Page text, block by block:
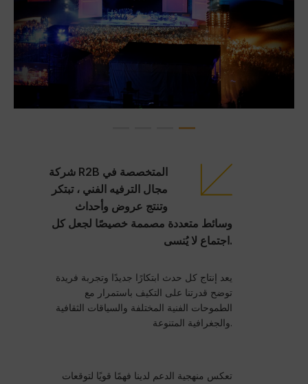
شركة R2B المتخصصة في
مجال الترفيه الفني ، تبتكر
وتنتج عروض وأحداث
وسائط متعددة مصممة خصيصًا لجعل كل
اجتماع لا يُنسى.
يعد إنتاج كل حدث ابتكارًا جديدًا وتجربة فريدة
توضح قدرتنا على التكيف باستمرار مع
الطموحات الفنية المختلفة والسياقات الثقافية
والجغرافية المتنوعة.
تعكس منهجية الدعم لدينا فهمًا قويًا لتوقعات